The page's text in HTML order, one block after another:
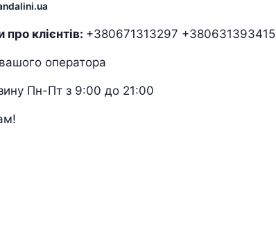
клієнтів: +380671313297 +380631393415
оператора
Пн-Пт з 9:00 до 21:00